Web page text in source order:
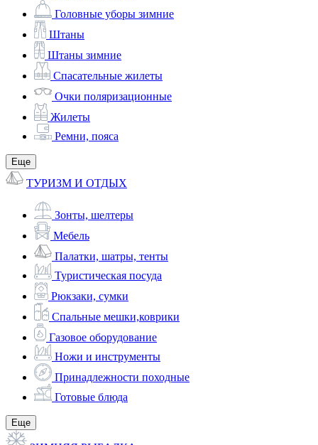
Головные уборы зимние
Штаны
Штаны зимние
Спасательные жилеты
Очки поляризационные
Жилеты
Ремни, пояса
Еще
ТУРИЗМ И ОТДЫХ
Зонты, шелтеры
Мебель
Палатки, шатры, тенты
Туристическая посуда
Рюкзаки, сумки
Спальные мешки,коврики
Газовое оборудование
Ножи и инструменты
Принадлежности походные
Готовые блюда
Еще